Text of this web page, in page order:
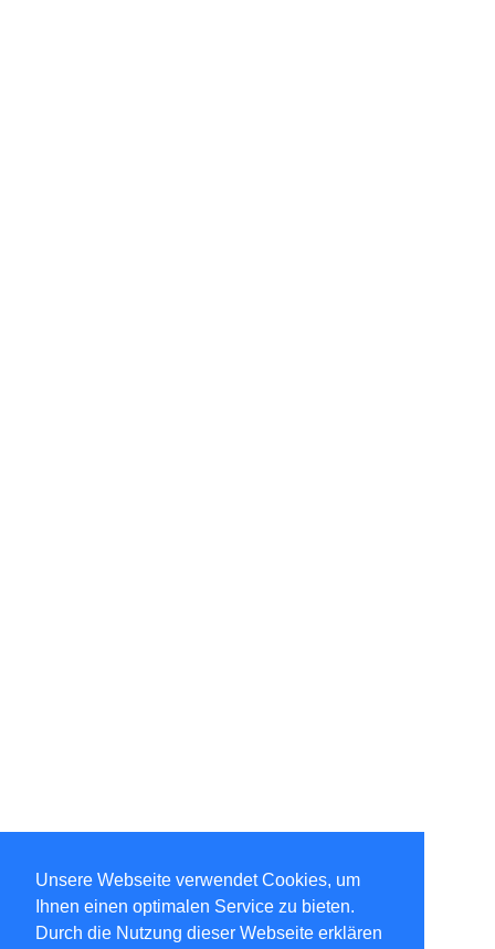
Unsere Webseite verwendet Cookies, um
Ihnen einen optimalen Service zu bieten.
Durch die Nutzung dieser Webseite erklären